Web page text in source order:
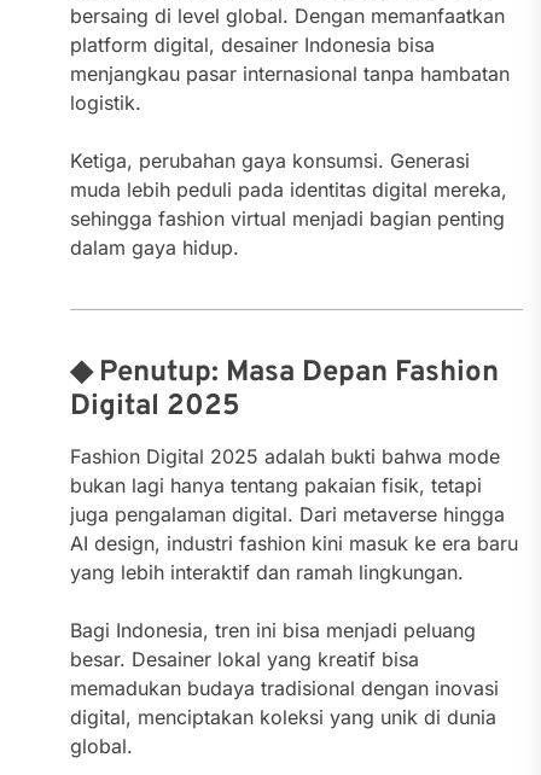
bersaing di level global. Dengan memanfaatkan
platform digital, desainer Indonesia bisa
menjangkau pasar internasional tanpa hambatan
logistik.
Ketiga, perubahan gaya konsumsi. Generasi
muda lebih peduli pada identitas digital mereka,
sehingga fashion virtual menjadi bagian penting
dalam gaya hidup.
◆ Penutup: Masa Depan Fashion
Digital 2025
Fashion Digital 2025 adalah bukti bahwa mode
bukan lagi hanya tentang pakaian fisik, tetapi
juga pengalaman digital. Dari metaverse hingga
AI design, industri fashion kini masuk ke era baru
yang lebih interaktif dan ramah lingkungan.
Bagi Indonesia, tren ini bisa menjadi peluang
besar. Desainer lokal yang kreatif bisa
memadukan budaya tradisional dengan inovasi
digital, menciptakan koleksi yang unik di dunia
global.